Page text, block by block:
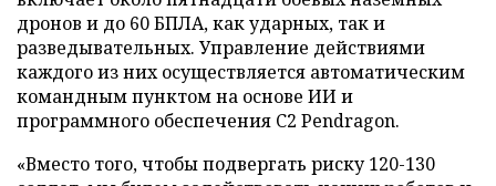
дронов и до 60 БПЛА, как ударных, так и
разведывательных. Управление действиями
каждого из них осуществляется автоматическим
командным пунктом на основе ИИ и
программного обеспечения C2 Pendragon.
«Вместо того, чтобы подвергать риску 120-130